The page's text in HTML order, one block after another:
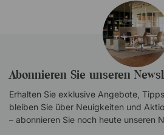
Abonnieren Sie unseren
Erhalten Sie exklusive Angebote,
bleiben Sie über Neuigkeiten und
– abonnieren Sie noch heute unseren